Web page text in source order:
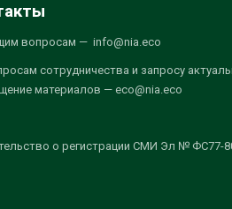
вопросам — info@nia.eco
сотрудничества и запросу
материалов — eco@nia.eco
о регистрации СМИ Эл № ФС77-